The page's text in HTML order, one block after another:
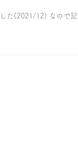
た(2021/12) なので